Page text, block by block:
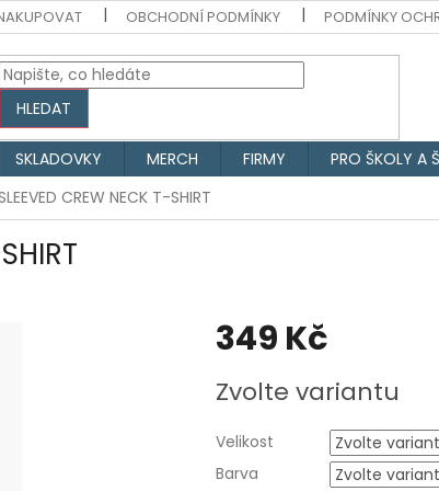
OBCHODNÍ PODMÍNKY PODMÍNKY
HLEDAT
SKLADOVKY MERCH FIRMY PRO ŠKOLY A
CREW NECK T-SHIRT
349 Kč
cena:
Zvolte variantu
Velikost
Barva